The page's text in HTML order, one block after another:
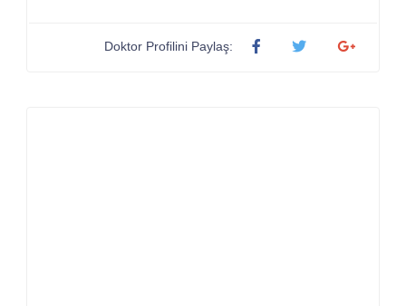
Doktor Profilini Paylaş: